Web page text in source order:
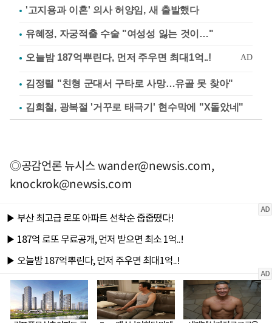
'고지용과 이혼' 의사 허양임, 새 출발했다
유혜정, 자궁적출 수술 "여성성 잃는 것이…"
김정렬 "친형 군대서 구타로 사망…유골 못 찾아"
김희철, 광복절 '거꾸로 태극기' 현수막에 "X돌았네"
◎공감언론 뉴시스wander@newsis.com,
knockrok@newsis.com